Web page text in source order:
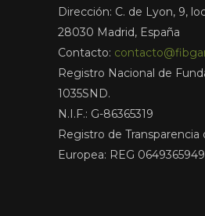
Dirección: C. de Lyon, 9,
28030 Madrid, España
Contacto:
Registro Nacional de
1035SND.
N.I.F.: G-86365319
Registro de Transparencia
Europea: REG